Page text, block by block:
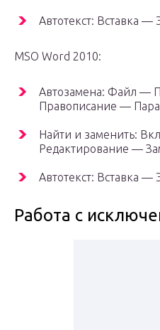
Автотекст: Вставка —
MSO Word 2010:
Автозамена: Файл —
Правописание —
Найти и заменить:
Редактирование —
Автотекст: Вставка —
Работа с